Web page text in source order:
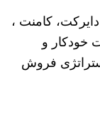
دایرکت، کامنت ،
خودکار و
فروش